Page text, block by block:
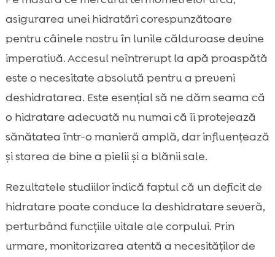
asigurarea unei hidratări corespunzătoare
pentru câinele nostru în lunile călduroase devine
imperativă. Accesul neîntrerupt la apă proaspătă
este o necesitate absolută pentru a preveni
deshidratarea. Este esențial să ne dăm seama că
o hidratare adecvată nu numai că îi protejează
sănătatea într-o manieră amplă, dar influențează
și starea de bine a pielii și a blănii sale.
Rezultatele studiilor indică faptul că un deficit de
hidratare poate conduce la deshidratare severă,
perturbând funcțiile vitale ale corpului. Prin
urmare, monitorizarea atentă a necesităților de